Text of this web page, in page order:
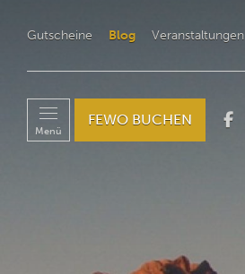
Gutscheine Blog Veranstaltungen
Menü
FEWO BUCHEN